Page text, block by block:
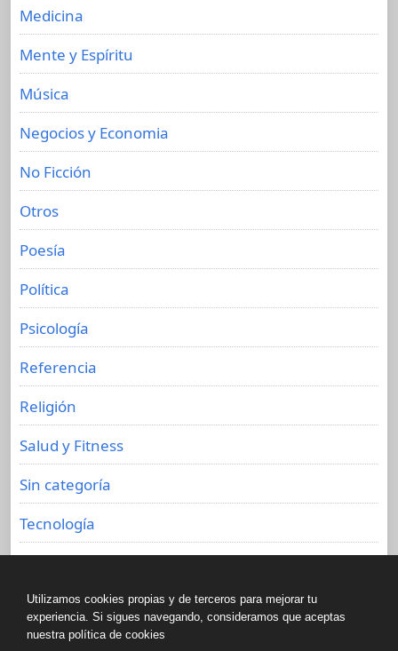
Medicina
Mente y Espíritu
Música
Negocios y Economia
No Ficción
Otros
Poesía
Política
Psicología
Referencia
Religión
Salud y Fitness
Sin categoría
Tecnología
Utilizamos cookies propias y de terceros para mejorar tu
experiencia. Si sigues navegando, consideramos que aceptas
nuestra política de cookies